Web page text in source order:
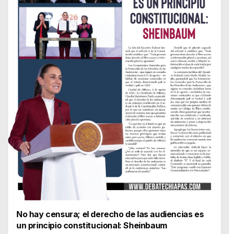
No hay censura; el derecho de las audiencias es
un principio constitucional: Sheinbaum